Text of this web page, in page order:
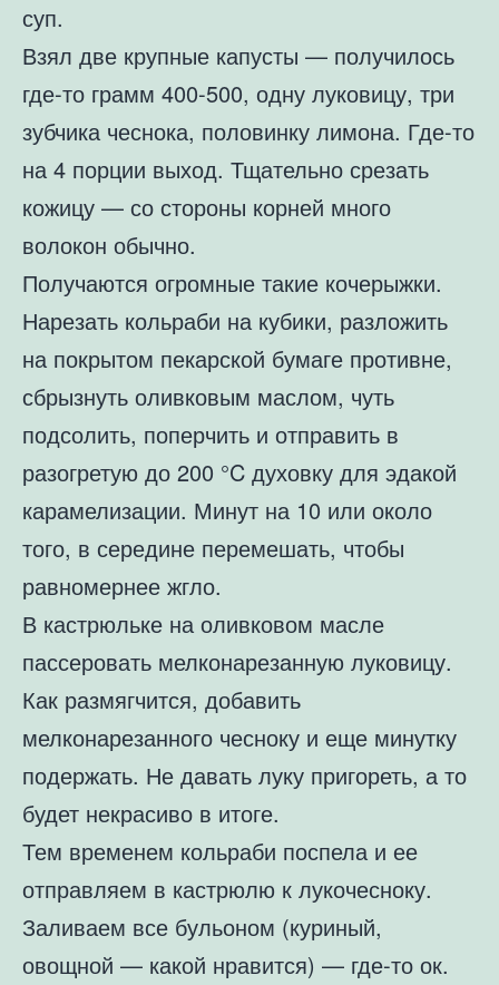
суп.
Взял две крупные капусты — получилось
где-то грамм 400-500, одну луковицу, три
зубчика чеснока, половинку лимона. Где-то
на 4 порции выход. Тщательно срезать
кожицу — со стороны корней много
волокон обычно.
Получаются огромные такие кочерыжки.
Нарезать кольраби на кубики, разложить
на покрытом пекарской бумаге противне,
сбрызнуть оливковым маслом, чуть
подсолить, поперчить и отправить в
разогретую до 200 °C духовку для эдакой
карамелизации. Минут на 10 или около
того, в середине перемешать, чтобы
равномернее жгло.
В кастрюльке на оливковом масле
пассеровать мелконарезанную луковицу.
Как размягчится, добавить
мелконарезанного чесноку и еще минутку
подержать. Не давать луку пригореть, а то
будет некрасиво в итоге.
Тем временем кольраби поспела и ее
отправляем в кастрюлю к лукочесноку.
Заливаем все бульоном (куриный,
овощной — какой нравится) — где-то ок.